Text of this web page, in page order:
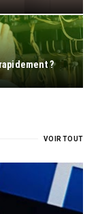
?
VOIR TOUT